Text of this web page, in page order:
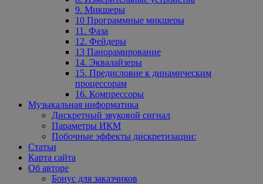
9. Микшеры
10 Программные микшеры
11. Фаза
12. Фейдеры
13 Панорамирование
14. Эквалайзеры
15. Предисловие к динамическим
процессорам
16. Компрессоры
Музыкальная информатика
Дискретный звуковой сигнал
Параметры ИКМ
Побочные эффекты дискретизации:
Статьи
Карта сайта
Об авторе
Бонус для заказчиков